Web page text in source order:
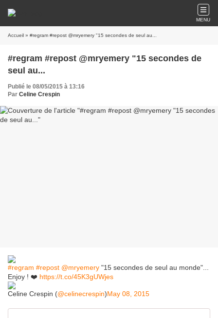
MENU
Accueil » #regram #repost @mryemery "15 secondes de seul au...
#regram #repost @mryemery "15 secondes de
seul au...
Publié le 08/05/2015 à 13:16
Par Celine Crespin
#regram #repost @mryemery "15 secondes de seul au monde"...
Enjoy ! ❤️ https://t.co/45K3gUWjes
Celine Crespin (@celinecrespin)May 08, 2015